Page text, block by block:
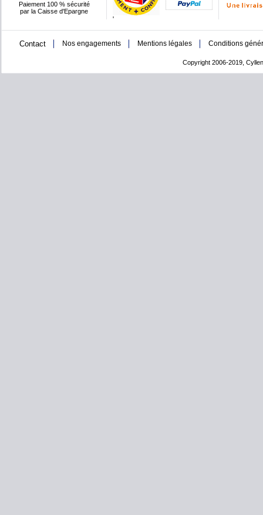
Paiement 100 % sécurité
par la Caisse d'Epargne
'
Contact Nos engagements Mentions légales Conditions
Copyright 2006-2019,